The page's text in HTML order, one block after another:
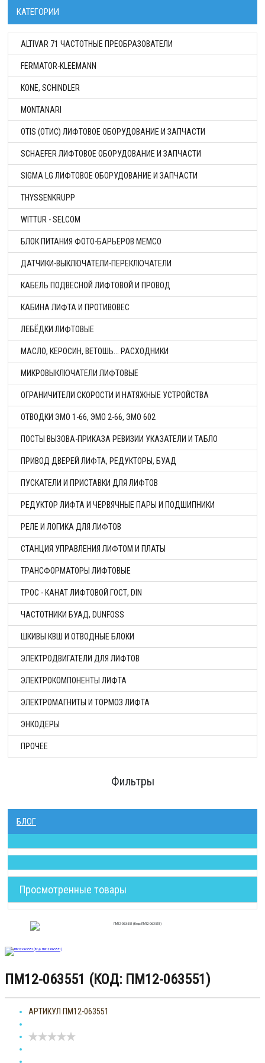
КАТЕГОРИИ
ALTIVAR 71 ЧАСТОТНЫЕ ПРЕОБРАЗОВАТЕЛИ
FERMATOR-KLEEMANN
KONE, SCHINDLER
MONTANARI
OTIS (ОТИС) ЛИФТОВОЕ ОБОРУДОВАНИЕ И ЗАПЧАСТИ
SCHAEFER ЛИФТОВОЕ ОБОРУДОВАНИЕ И ЗАПЧАСТИ
SIGMA LG ЛИФТОВОЕ ОБОРУДОВАНИЕ И ЗАПЧАСТИ
THYSSENKRUPP
WITTUR - SELCOM
БЛОК ПИТАНИЯ ФОТО-БАРЬЕРОВ MEMCO
ДАТЧИКИ-ВЫКЛЮЧАТЕЛИ-ПЕРЕКЛЮЧАТЕЛИ
КАБЕЛЬ ПОДВЕСНОЙ ЛИФТОВОЙ И ПРОВОД
КАБИНА ЛИФТА И ПРОТИВОВЕС
ЛЕБЁДКИ ЛИФТОВЫЕ
МАСЛО, КЕРОСИН, ВЕТОШЬ... РАСХОДНИКИ
МИКРОВЫКЛЮЧАТЕЛИ ЛИФТОВЫЕ
ОГРАНИЧИТЕЛИ СКОРОСТИ И НАТЯЖНЫЕ УСТРОЙСТВА
ОТВОДКИ ЭМО 1-66, ЭМО 2-66, ЭМО 602
ПОСТЫ ВЫЗОВА-ПРИКАЗА РЕВИЗИИ УКАЗАТЕЛИ И ТАБЛО
ПРИВОД ДВЕРЕЙ ЛИФТА, РЕДУКТОРЫ, БУАД
ПУСКАТЕЛИ И ПРИСТАВКИ ДЛЯ ЛИФТОВ
РЕДУКТОР ЛИФТА И ЧЕРВЯЧНЫЕ ПАРЫ И ПОДШИПНИКИ
РЕЛЕ И ЛОГИКА ДЛЯ ЛИФТОВ
СТАНЦИЯ УПРАВЛЕНИЯ ЛИФТОМ И ПЛАТЫ
ТРАНСФОРМАТОРЫ ЛИФТОВЫЕ
ТРОС - КАНАТ ЛИФТОВОЙ ГОСТ, DIN
ЧАСТОТНИКИ БУАД, DUNFOSS
ШКИВЫ КВШ И ОТВОДНЫЕ БЛОКИ
ЭЛЕКТРОДВИГАТЕЛИ ДЛЯ ЛИФТОВ
ЭЛЕКТРОКОМПОНЕНТЫ ЛИФТА
ЭЛЕКТРОМАГНИТЫ И ТОРМОЗ ЛИФТА
ЭНКОДЕРЫ
ПРОЧЕЕ
Фильтры
БЛОГ
Просмотренные товары
ПМ12-063551 (КОД: ПМ12-063551)
АРТИКУЛ ПМ12-063551